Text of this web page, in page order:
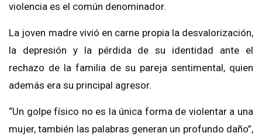
violencia es el común denominador.
La joven madre vivió en carne propia la desvalorización,
la depresión y la pérdida de su identidad ante el
rechazo de la familia de su pareja sentimental, quien
además era su principal agresor.
“Un golpe físico no es la única forma de violentar a una
mujer, también las palabras generan un profundo daño”,